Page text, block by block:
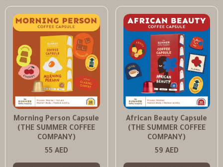
African Beauty Capsule
(THE SUMMER COFFEE
COMPANY)
59 AED
Morning Person Capsule
(THE SUMMER COFFEE
COMPANY)
55 AED